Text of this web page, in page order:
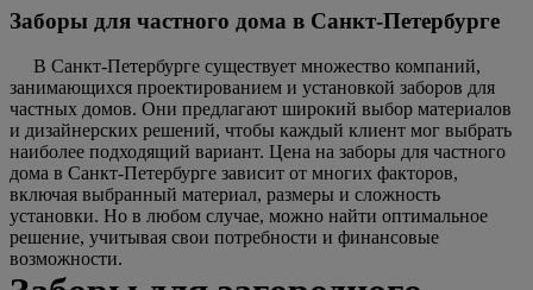
Заборы для частного дома в Санкт-Петербурге
В Санкт-Петербурге существует множество компаний,
занимающихся проектированием и установкой заборов для
частных домов. Они предлагают широкий выбор материалов
и дизайнерских решений, чтобы каждый клиент мог выбрать
наиболее подходящий вариант. Цена на заборы для частного
дома в Санкт-Петербурге зависит от многих факторов,
включая выбранный материал, размеры и сложность
установки. Но в любом случае, можно найти оптимальное
решение, учитывая свои потребности и финансовые
возможности.